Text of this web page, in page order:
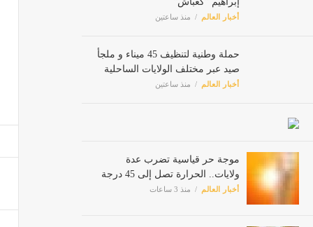
أخبار العالم منذ ساعتين
حملة وطنية لتنظيف 45 ميناء و ملجأ
صيد عبر مختلف الولايات الساحلية
أخبار العالم منذ ساعتين
ولايات.. الحرارة تصل إلى 45 درجة
أخبار العالم منذ 3 ساعات